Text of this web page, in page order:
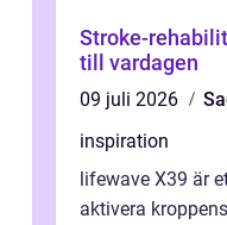
Stroke-
till vardagen
09 juli 2026
inspiration
lifewave X39 är
aktivera